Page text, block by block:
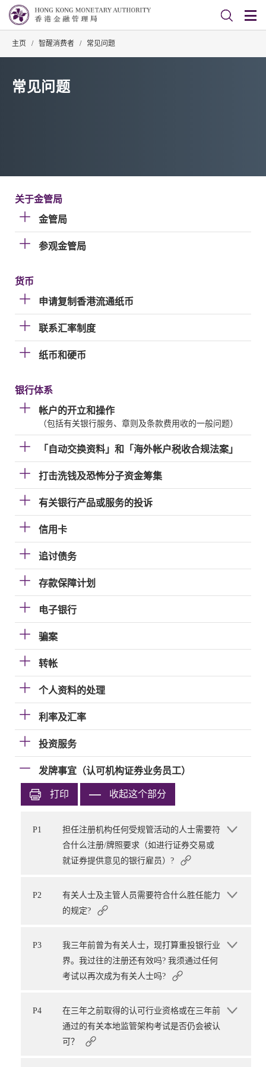
主页 / 智醒消费者 / 常见问题
常见问题
关于金管局
金管局
参观金管局
货币
申请复制香港流通纸币
联系汇率制度
纸币和硬币
银行体系
帐户的开立和操作
（包括有关银行服务、章则及条款费用收的一般问题）
「自动交换资料」和「海外帐户税收合规法案」
打击洗钱及恐怖分子资金筹集
有关银行产品或服务的投诉
信用卡
追讨债务
存款保障计划
电子银行
骗案
转帐
个人资料的处理
利率及汇率
投资服务
发牌事宜（认可机构证券业务员工）
打印 收起这个部分
P1
担任注册机构任何受规管活动的人士需要符
合什么注册/牌照要求（如进行证券交易或
就证券提供意见的银行雇员）?
P2
有关人士及主管人员需要符合什么胜任能力
的规定?
P3
我三年前曾为有关人士，现打算重投银行业
界。我过往的注册还有效吗? 我须通过任何
考试以再次成为有关人士吗?
P4
在三年之前取得的认可行业资格或在三年前
通过的有关本地监管架构考试是否仍会被认
可？